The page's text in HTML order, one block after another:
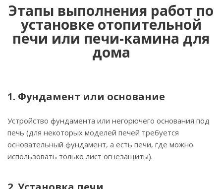
Этапы выполнения работ по
установке отопительной
печи или печи-камина для
дома
1. Фундамент или основание
Устройство фундамента или негорючего основания под
печь (для некоторых моделей печей требуется
основательный фундамент, а есть печи, где можно
использовать только лист огнезащиты).